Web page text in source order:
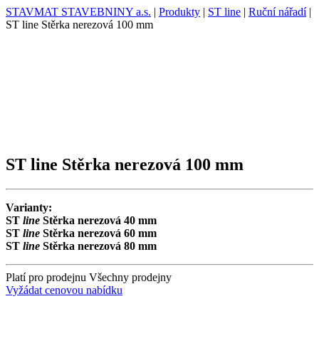
STAVMAT STAVEBNINY a.s. | Produkty | ST line | Ruční nářadí|
ST line Stěrka nerezová 100 mm
ST line Stěrka nerezová 100 mm
Varianty:
ST line Stěrka nerezová 40 mm
ST line Stěrka nerezová 60 mm
ST line Stěrka nerezová 80 mm
Platí pro prodejnu Všechny prodejny
Vyžádat cenovou nabídku